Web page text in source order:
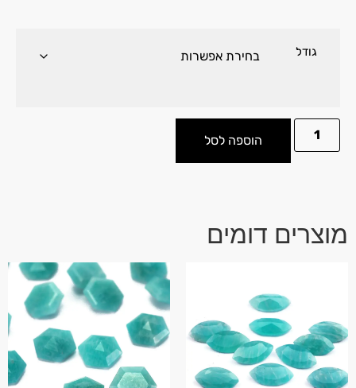
גודל
הוספה לסל
מוצרים דומים